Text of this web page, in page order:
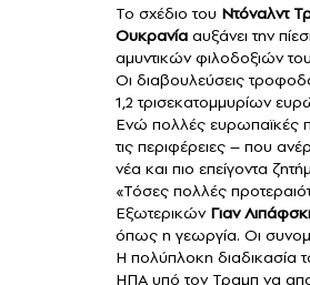
Το σχέδιο του Ντόναλντ
Ουκρανία αυξάνει την
αμυντικών φιλοδοξιών
Οι διαβουλεύσεις
1,2 τρισεκατομμυρίων
Ενώ πολλές ευρωπαϊκές
τις περιφέρειες – που
νέα και πιο επείγοντα
«Τόσες πολλές
ΕξωτερικώνΓιαν
όπως η γεωργία. Οι
Η πολύπλοκη διαδικασία
ΗΠΑ υπό τον Τραμπ να